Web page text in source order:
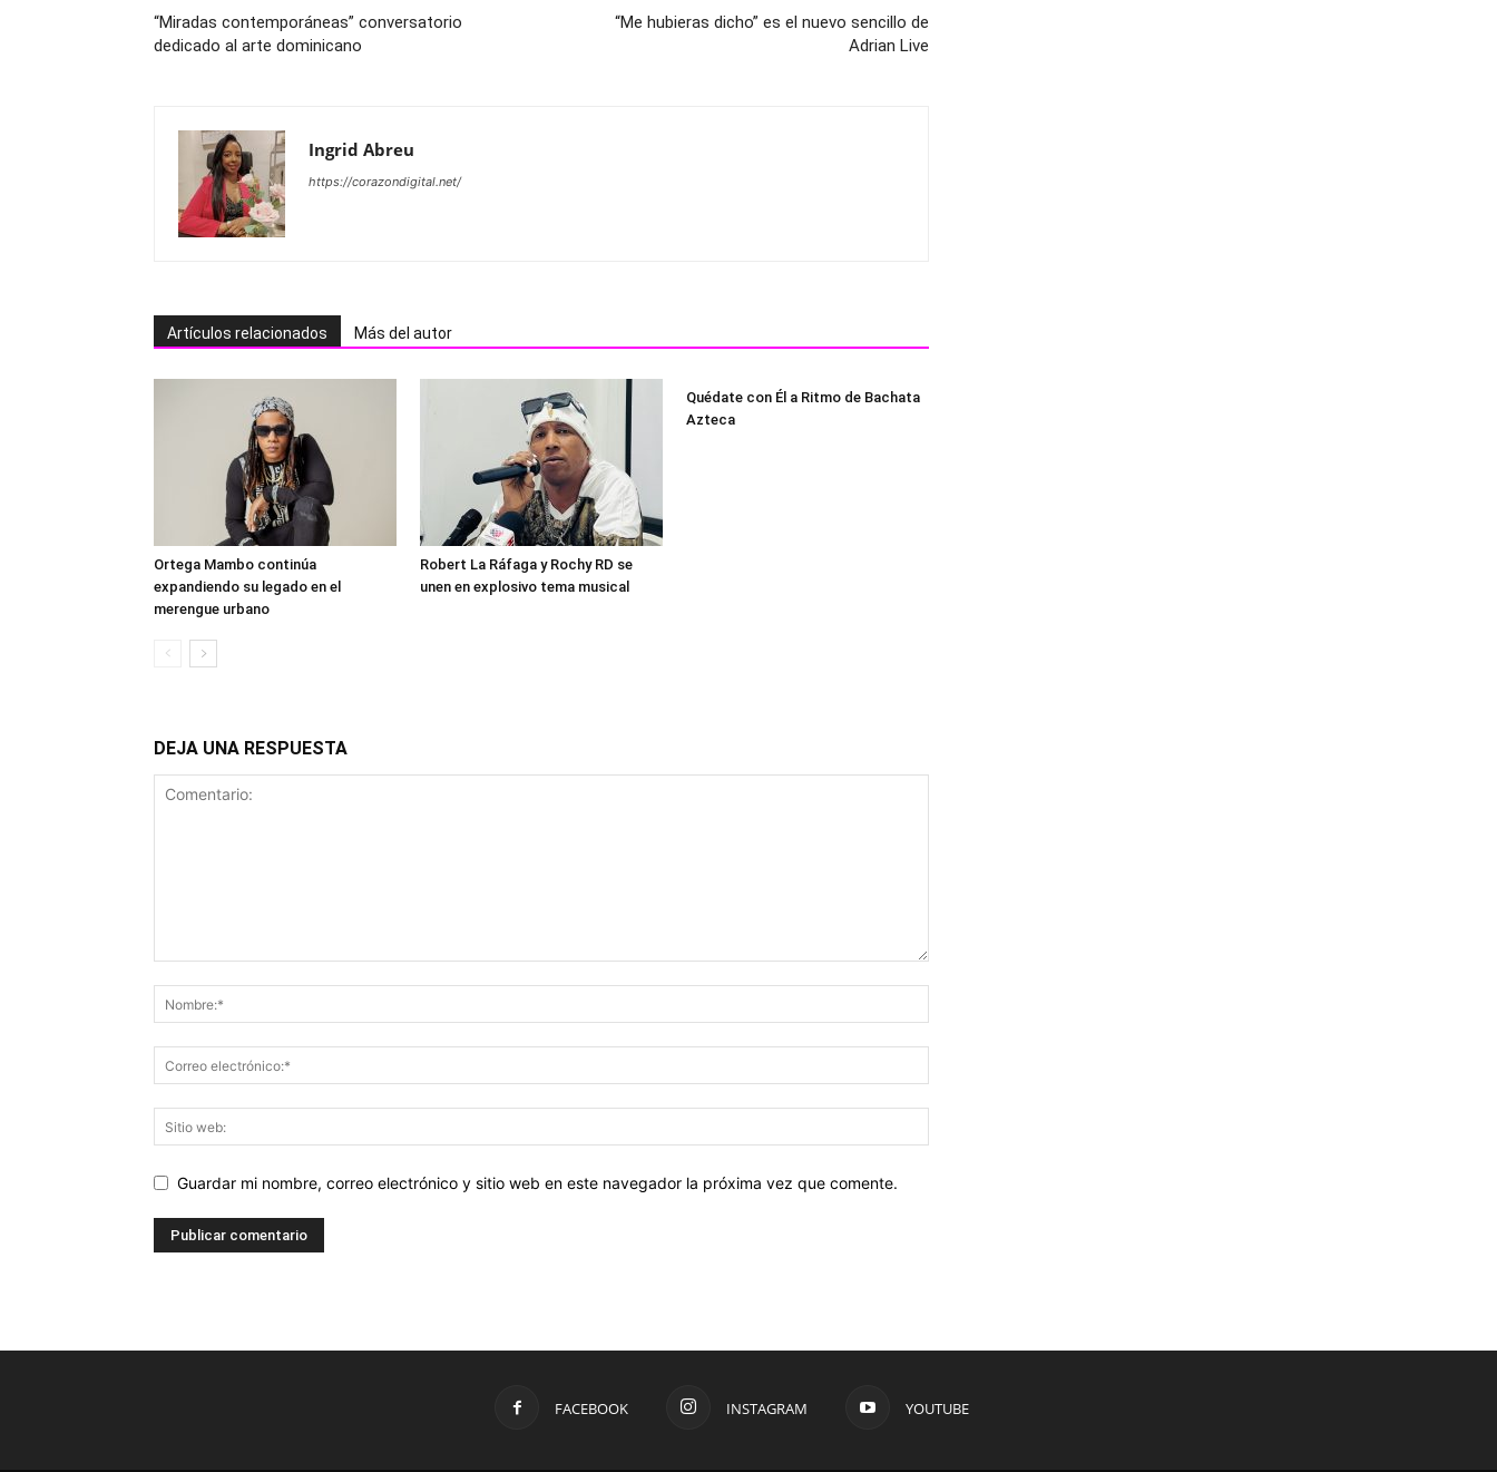
“Miradas contemporáneas” conversatorio
dedicado al arte dominicano
“Me hubieras dicho” es el nuevo sencillo de
Adrian Live
Ingrid Abreu
https://corazondigital.net/
Artículos relacionados Más del autor
Ortega Mambo continúa
expandiendo su legado en el
merengue urbano
Robert La Ráfaga y Rochy RD se
unen en explosivo tema musical
Quédate con Él a Ritmo de Bachata
Azteca
DEJA UNA RESPUESTA
Guardar mi nombre, correo electrónico y sitio web en este navegador la próxima vez que comente.
FACEBOOK INSTAGRAM YOUTUBE